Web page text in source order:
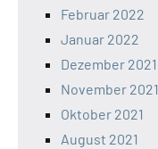
Februar 2022
Januar 2022
Dezember 2021
November 2021
Oktober 2021
August 2021